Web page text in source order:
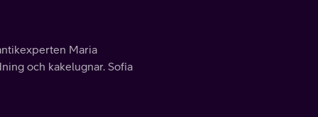
Maria
och kakelugnar. Sofia